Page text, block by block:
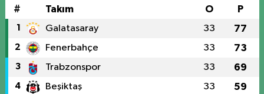
# Takım O P
1 Galatasaray 33 77
2 Fenerbahçe 33 73
3 Trabzonspor 33 69
4 Beşiktaş 33 59